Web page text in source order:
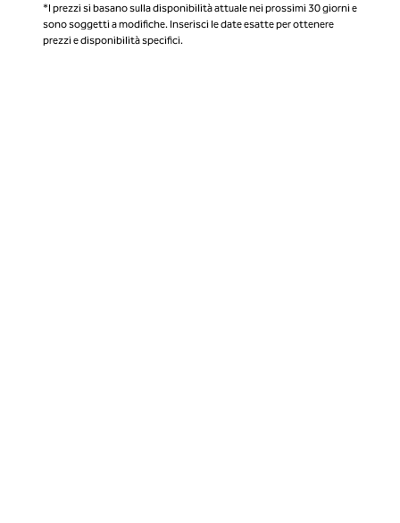
*I prezzi si basano sulla disponibilità attuale nei prossimi 30 giorni e
sono soggetti a modifiche. Inserisci le date esatte per ottenere
prezzi e disponibilità specifici.